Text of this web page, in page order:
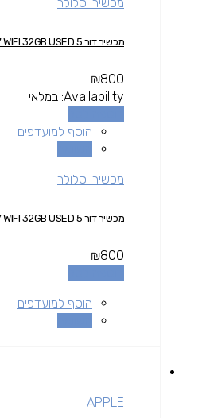
מכשיר דור 5 IPAD 9.7 WIFI 32GB USED
₪800
Availability: במלאי
הוסף למועדפים
מכשירי סלולר
מכשיר דור 5 IPAD 9.7 WIFI 32GB USED
₪800
הוסף למועדפים
APPLE